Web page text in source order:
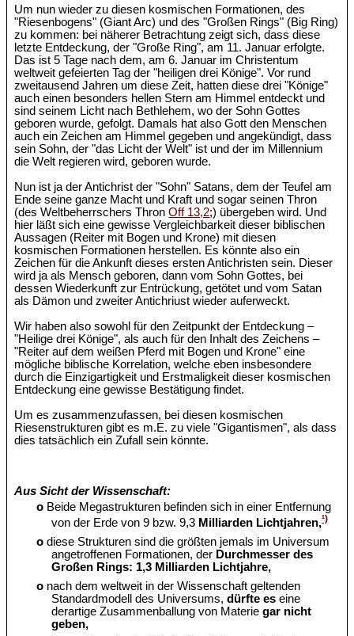
Um nun wieder zu diesen kosmischen Formationen, des
"Riesenbogens" (Giant Arc) und des "Großen Rings" (Big Ring)
zu kommen: bei näherer Betrachtung zeigt sich, dass diese
letzte Entdeckung, der "Große Ring", am 11. Januar erfolgte.
Das ist 5 Tage nach dem, am 6. Januar im Christentum
weltweit gefeierten Tag der "heiligen drei Könige". Vor rund
zweitausend Jahren um diese Zeit, hatten diese drei "Könige"
auch einen besonders hellen Stern am Himmel entdeckt und
sind seinem Licht nach Bethlehem, wo der Sohn Gottes
geboren wurde, gefolgt. Damals hat also Gott den Menschen
auch ein Zeichen am Himmel gegeben und angekündigt, dass
sein Sohn, der "das Licht der Welt" ist und der im Millennium
die Welt regieren wird, geboren wurde.
Nun ist ja der Antichrist der "Sohn" Satans, dem der Teufel am
Ende seine ganze Macht und Kraft und sogar seinen Thron
(des Weltbeherrschers ThronOff 13,2;) übergeben wird. Und
hier läßt sich eine gewisse Vergleichbarkeit dieser biblischen
Aussagen (Reiter mit Bogen und Krone) mit diesen
kosmischen Formationen herstellen. Es könnte also ein
Zeichen für die Ankunft dieses ersten Antichristen sein. Dieser
wird ja als Mensch geboren, dann vom Sohn Gottes, bei
dessen Wiederkunft zur Entrückung, getötet und vom Satan
als Dämon und zweiter Antichriust wieder auferweckt.
Wir haben also sowohl für den Zeitpunkt der Entdeckung –
"Heilige drei Könige", als auch für den Inhalt des Zeichens –
"Reiter auf dem weißen Pferd mit Bogen und Krone" eine
mögliche biblische Korrelation, welche eben insbesondere
durch die Einzigartigkeit und Erstmaligkeit dieser kosmischen
Entdeckung eine gewisse Bestätigung findet.
Um es zusammenzufassen, bei diesen kosmischen
Riesenstrukturen gibt es m.E. zu viele "Gigantismen", als dass
dies tatsächlich ein Zufall sein könnte.
Aus Sicht der Wissenschaft:
o Beide Megastrukturen befinden sich in einer Entfernung
von der Erde von 9 bzw. 9,3 Milliarden Lichtjahren,¹)
o diese Strukturen sind die größten jemals im Universum
angetroffenen Formationen, der Durchmesser des
Großen Rings: 1,3 Milliarden Lichtjahre,
o nach dem weltweit in der Wissenschaft geltenden
Standardmodell des Universums,dürfte eseine
derartige Zusammenballung von Materiegar nicht
geben,